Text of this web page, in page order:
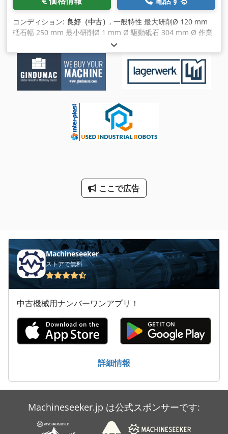
コンディション: 良好（中古） , 一般特性 最大研削Ø 120 mm
砥石幅 250 mm 最小研削Ø 1 mm Ø 駆動砥石 304 mm Ø 作業
砥石 508 mm 寸法と重量 高さ1,700 mm 幅 1,500 mm 長さ
2,750 mm 重量 4,000kg 電気特性 研磨ヘッドモーター出力 15
Kw Cederpnf Aspfx Ah Rsrf スピンドルヘッド・モーター出力
1,8kw 油圧モーター出力 1,1kw 総出力 20 kW 電圧 220/380 V
ここで広告
Machineseeker
ストアで無料
中古機械用ナンバーワンアプリ！
詳細情報
Machineseeker.jp は公式スポンサーです: